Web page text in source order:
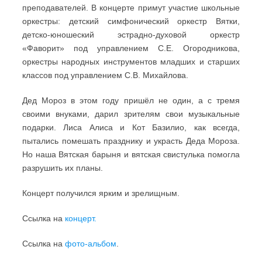
преподавателей. В концерте примут участие школьные
оркестры: детский симфонический оркестр Вятки,
детско-юношеский эстрадно-духовой оркестр
«Фаворит» под управлением С.Е. Огородникова,
оркестры народных инструментов младших и старших
классов под управлением С.В. Михайлова.
Дед Мороз в этом году пришёл не один, а с тремя
своими внуками, дарил зрителям свои музыкальные
подарки. Лиса Алиса и Кот Базилио, как всегда,
пытались помешать празднику и украсть Деда Мороза.
Но наша Вятская барыня и вятская свистулька помогла
разрушить их планы.
Концерт получился ярким и зрелищным.
Ссылка на концерт.
Ссылка на фото-альбом.